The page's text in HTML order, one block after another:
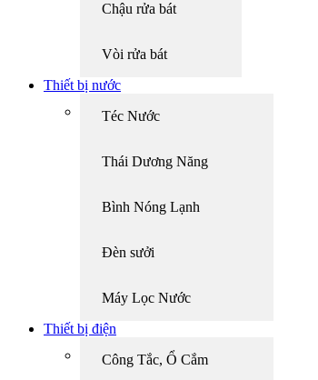
Chậu rửa bát
Vòi rửa bát
Thiết bị nước
Téc Nước
Thái Dương Năng
Bình Nóng Lạnh
Đèn sưởi
Máy Lọc Nước
Thiết bị điện
Công Tắc, Ổ Cắm